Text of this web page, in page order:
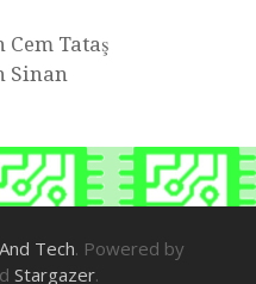
Cem Tataş
Sinan
Tech. Powered by
Stargazer.